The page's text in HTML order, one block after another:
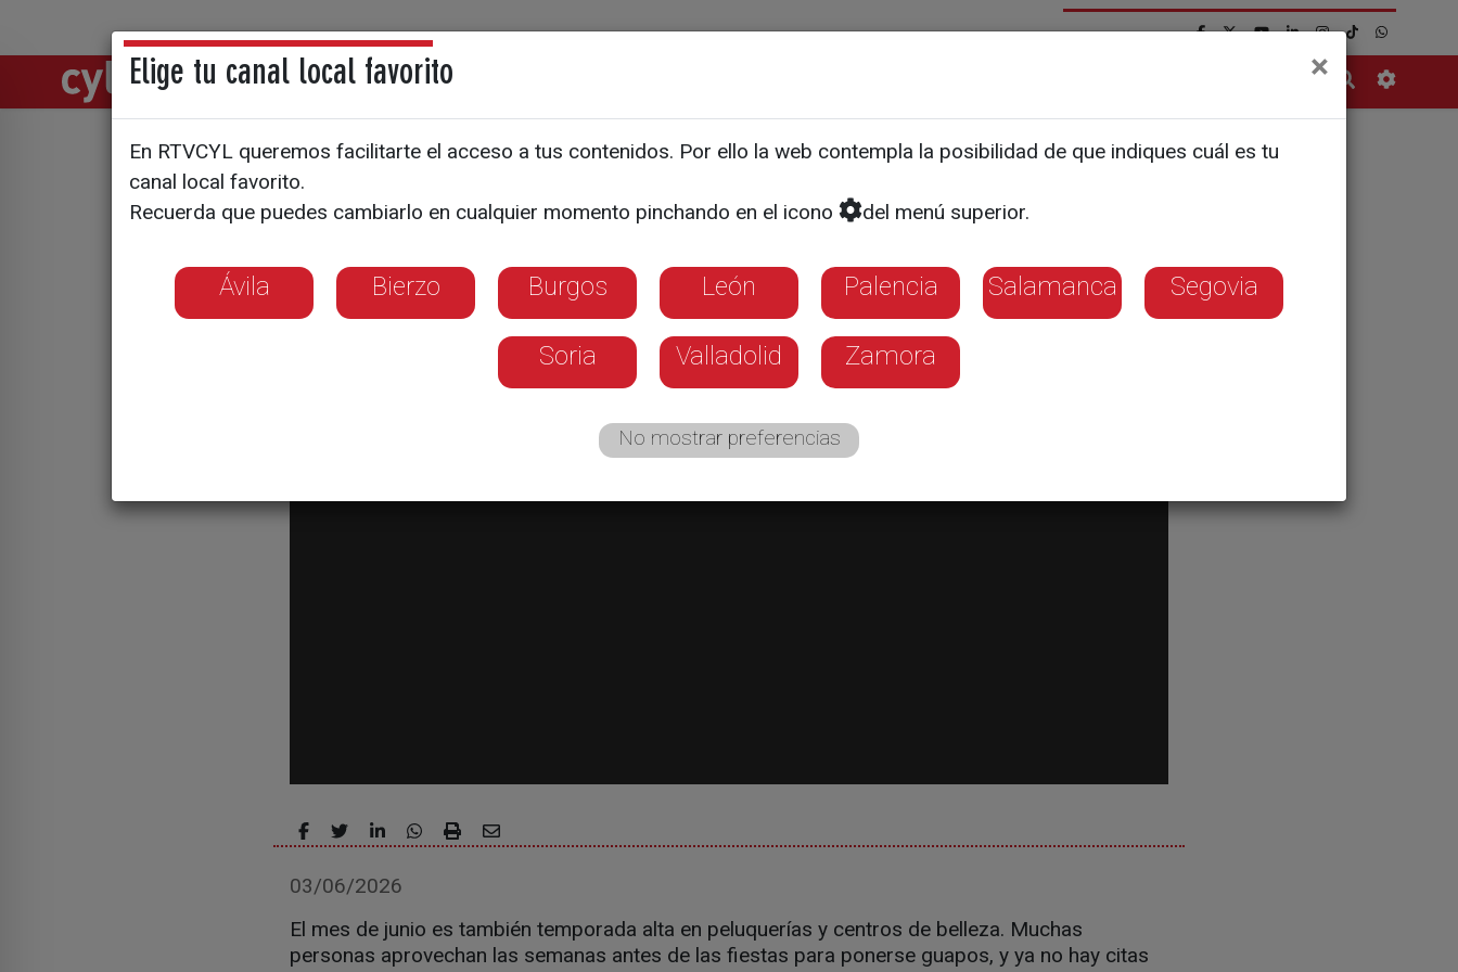
Directos Noticias
Sin cita en peluquerías hasta después de San
Juan
03/06/2026
El mes de junio es también temporada alta en peluquerías y centros de belleza. Muchas
personas aprovechan las semanas antes de las fiestas para ponerse guapos, y ya no hay citas
Elige tu canal local favorito ×
En RTVCYL queremos facilitarte el acceso a tus contenidos. Por ello la web contempla la posibilidad de que indiques cuál es tu
canal local favorito.
Recuerda que puedes cambiarlo en cualquier momento pinchando en el icono
del menú superior.
Ávila Bierzo Burgos León Palencia Salamanca Segovia
Soria Valladolid Zamora
No mostrar preferencias